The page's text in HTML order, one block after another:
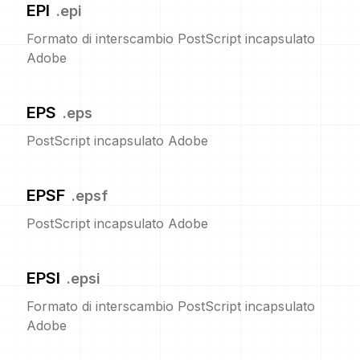
EPI .epi
Formato di interscambio PostScript incapsulato
Adobe
EPS .eps
PostScript incapsulato Adobe
EPSF .epsf
PostScript incapsulato Adobe
EPSI .epsi
Formato di interscambio PostScript incapsulato
Adobe